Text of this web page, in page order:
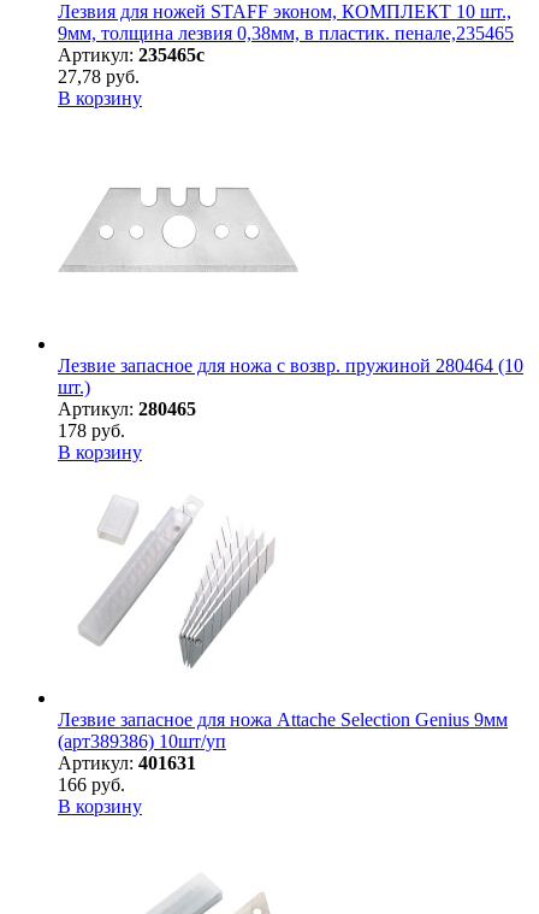
Лезвия для ножей STAFF эконом, КОМПЛЕКТ 10 шт.,
9мм, толщина лезвия 0,38мм, в пластик. пенале,235465
Артикул: 235465с
27,78 руб.
В корзину
Лезвие запасное для ножа с возвр. пружиной 280464 (10
шт.)
Артикул: 280465
178 руб.
В корзину
Лезвие запасное для ножа Attache Selection Genius 9мм
(арт389386) 10шт/уп
Артикул: 401631
166 руб.
В корзину